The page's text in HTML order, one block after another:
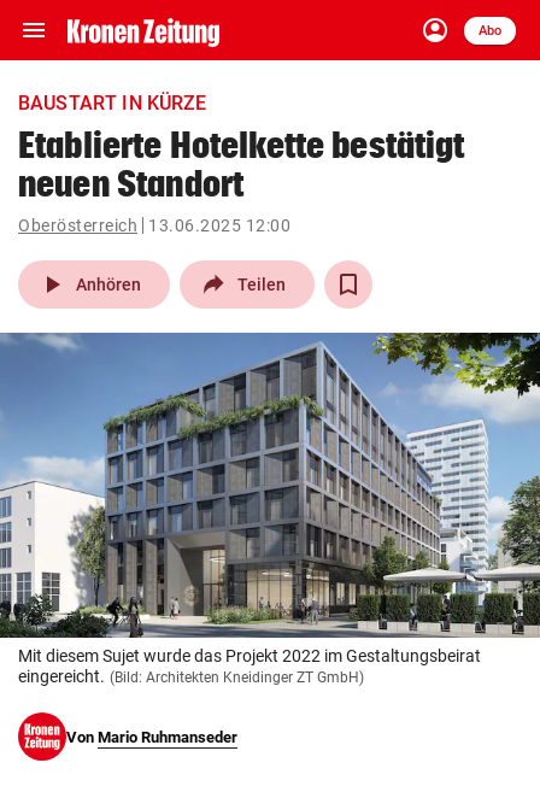
menu Navigation
ein-/ausklappen
account_circle
Anmelden
Abo
close Schließen
account_circle Anmelden
pin_drop
Wien arrow_right
bookmark
Suchbegriff
eingeben
© Krone Multimedia GmbH & Co KG 2026
Muthgasse 2, 1190 Wien
BAUSTART IN KÜRZE
Etablierte Hotelkette bestätigt
neuen Standort
Oberösterreich 13.06.2025 12:00
play_arrow Anhören Teilen
Mit diesem Sujet wurde das Projekt 2022 im Gestaltungsbeirat
eingereicht. (Bild: Architekten Kneidinger ZT GmbH)
Von Mario Ruhmanseder